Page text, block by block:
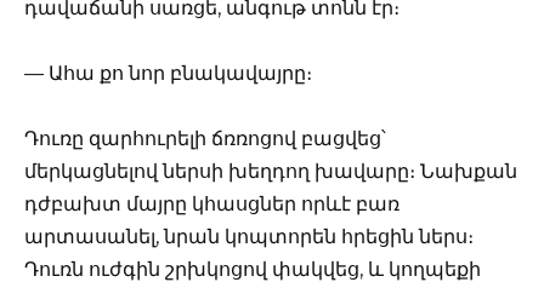
դավաճանի սառցե, անգութ տոնն էր։
— Ահա քո նոր բնակավայրը։
Դուռը զարհուրելի ճռռոցով բացվեց՝
մերկացնելով ներսի խեղդող խավարը։ Նախքան
դժբախտ մայրը կհասցներ որևէ բառ
արտասանել, նրան կոպտորեն հրեցին ներս։
Դուռն ուժգին շրխկոցով փակվեց, և կողպեքի